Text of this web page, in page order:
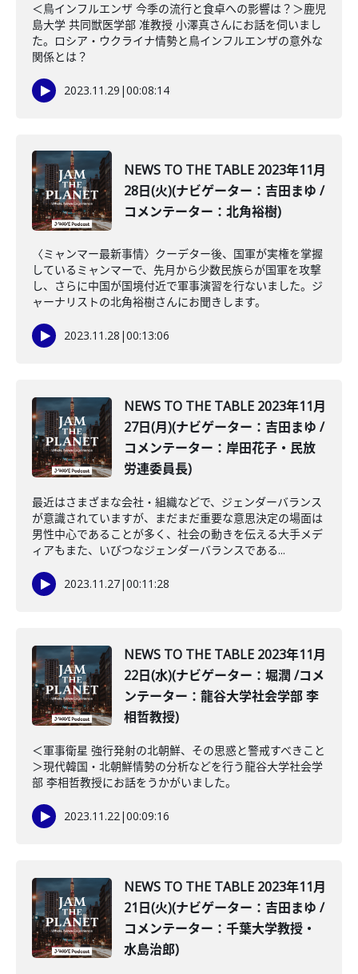
＜鳥インフルエンザ 今季の流行と食卓への影響は？＞鹿児
島大学 共同獣医学部 准教授 小澤真さんにお話を伺いまし
た。ロシア・ウクライナ情勢と鳥インフルエンザの意外な
関係とは？
2023.11.29 |00:08:14
NEWS TO THE TABLE 2023年11月
28日(火)(ナビゲーター：吉田まゆ /
コメンテーター：北角裕樹)
〈ミャンマー最新事情〉クーデター後、国軍が実権を掌握
しているミャンマーで、先月から少数民族らが国軍を攻撃
し、さらに中国が国境付近で軍事演習を行ないました。ジ
ャーナリストの北角裕樹さんにお聞きします。
2023.11.28 |00:13:06
NEWS TO THE TABLE 2023年11月
27日(月)(ナビゲーター：吉田まゆ /
コメンテーター：岸田花子・民放
労連委員長)
最近はさまざまな会社・組織などで、ジェンダーバランス
が意識されていますが、まだまだ重要な意思決定の場面は
男性中心であることが多く、社会の動きを伝える大手メデ
ィアもまた、いびつなジェンダーバランスである...
2023.11.27|00:11:28
NEWS TO THE TABLE 2023年11月
22日(水)(ナビゲーター：堀潤 /コメ
ンテーター：龍谷大学社会学部 李
相哲教授)
＜軍事衛星 強行発射の北朝鮮、その思惑と警戒すべきこと
＞現代韓国・北朝鮮情勢の分析などを行う龍谷大学社会学
部 李相哲教授にお話をうかがいました。
2023.11.22|00:09:16
NEWS TO THE TABLE 2023年11月
21日(火)(ナビゲーター：吉田まゆ /
コメンテーター：千葉大学教授・
水島治郎)